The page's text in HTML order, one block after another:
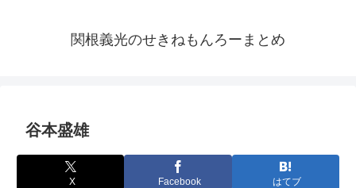
関根義光のせきねもんろーまとめ
谷本盛雄
X Facebook はてブ